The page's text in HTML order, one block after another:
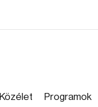
Közélet Programok